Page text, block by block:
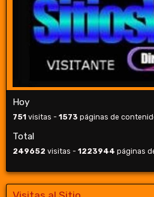
Hoy
751 visitas - 1573 páginas de
Total
249652 visitas - 1223944 páginas